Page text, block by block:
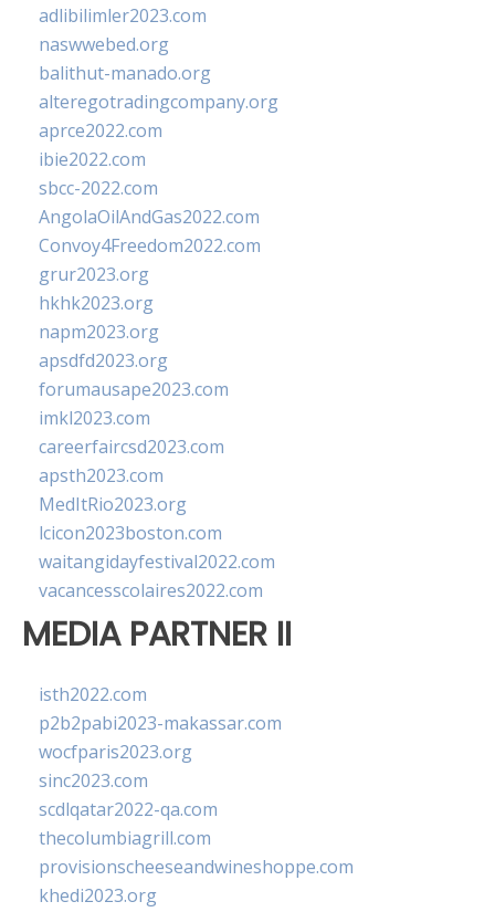
adlibilimler2023.com
naswwebed.org
balithut-manado.org
alteregotradingcompany.org
aprce2022.com
ibie2022.com
sbcc-2022.com
AngolaOilAndGas2022.com
Convoy4Freedom2022.com
grur2023.org
hkhk2023.org
napm2023.org
apsdfd2023.org
forumausape2023.com
imkl2023.com
careerfaircsd2023.com
apsth2023.com
MedItRio2023.org
lcicon2023boston.com
waitangidayfestival2022.com
vacancesscolaires2022.com
MEDIA PARTNER II
isth2022.com
p2b2pabi2023-makassar.com
wocfparis2023.org
sinc2023.com
scdlqatar2022-qa.com
thecolumbiagrill.com
provisionscheeseandwineshoppe.com
khedi2023.org